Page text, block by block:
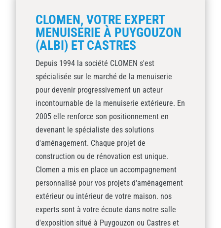
CLOMEN, VOTRE EXPERT
MENUISERIE À PUYGOUZON
(ALBI) ET CASTRES
Depuis 1994 la société CLOMEN s'est
spécialisée sur le marché de la menuiserie
pour devenir progressivement un acteur
incontournable de la menuiserie extérieure. En
2005 elle renforce son positionnement en
devenant le spécialiste des solutions
d'aménagement. Chaque projet de
construction ou de rénovation est unique.
Clomen a mis en place un accompagnement
personnalisé pour vos projets d'aménagement
extérieur ou intérieur de votre maison. nos
experts sont à votre écoute dans notre salle
d'exposition situé à Puygouzon ou Castres et